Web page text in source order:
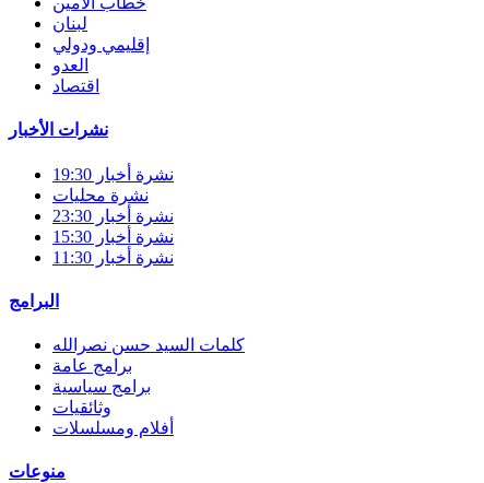
لبنان
إقليمي ودولي
العدو
اقتصاد
نشرات الأخبار
نشرة أخبار 19:30
نشرة محليات
نشرة أخبار 23:30
نشرة أخبار 15:30
نشرة أخبار 11:30
البرامج
كلمات السيد حسن نصرالله
برامج عامة
برامج سياسية
وثائقيات
أفلام ومسلسلات
منوعات